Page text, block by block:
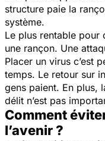
structure paie la
système.
Le plus rentable pour
une rançon. Une
Placer un virus c’est
temps. Le retour sur
gens paient. En plus,
délit n’est pas
Comment
l’avenir ?